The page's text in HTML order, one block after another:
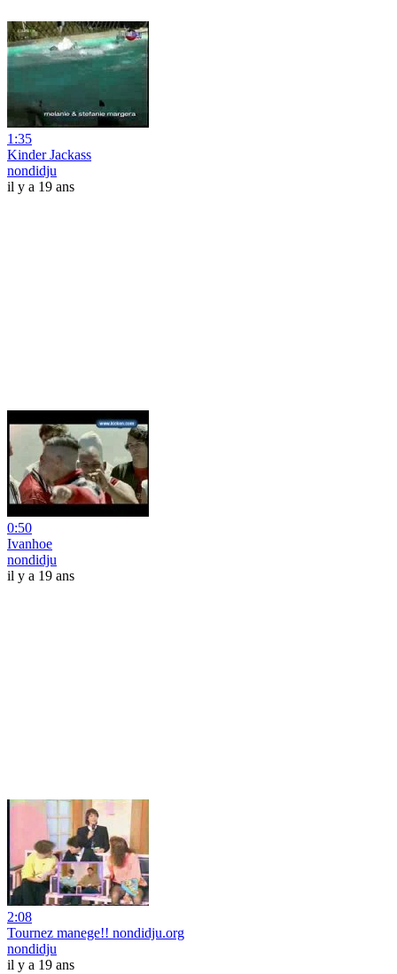
1:35
Kinder Jackass
nondidju
il y a 19 ans
0:50
Ivanhoe
nondidju
il y a 19 ans
2:08
Tournez manege!! nondidju.org
nondidju
il y a 19 ans